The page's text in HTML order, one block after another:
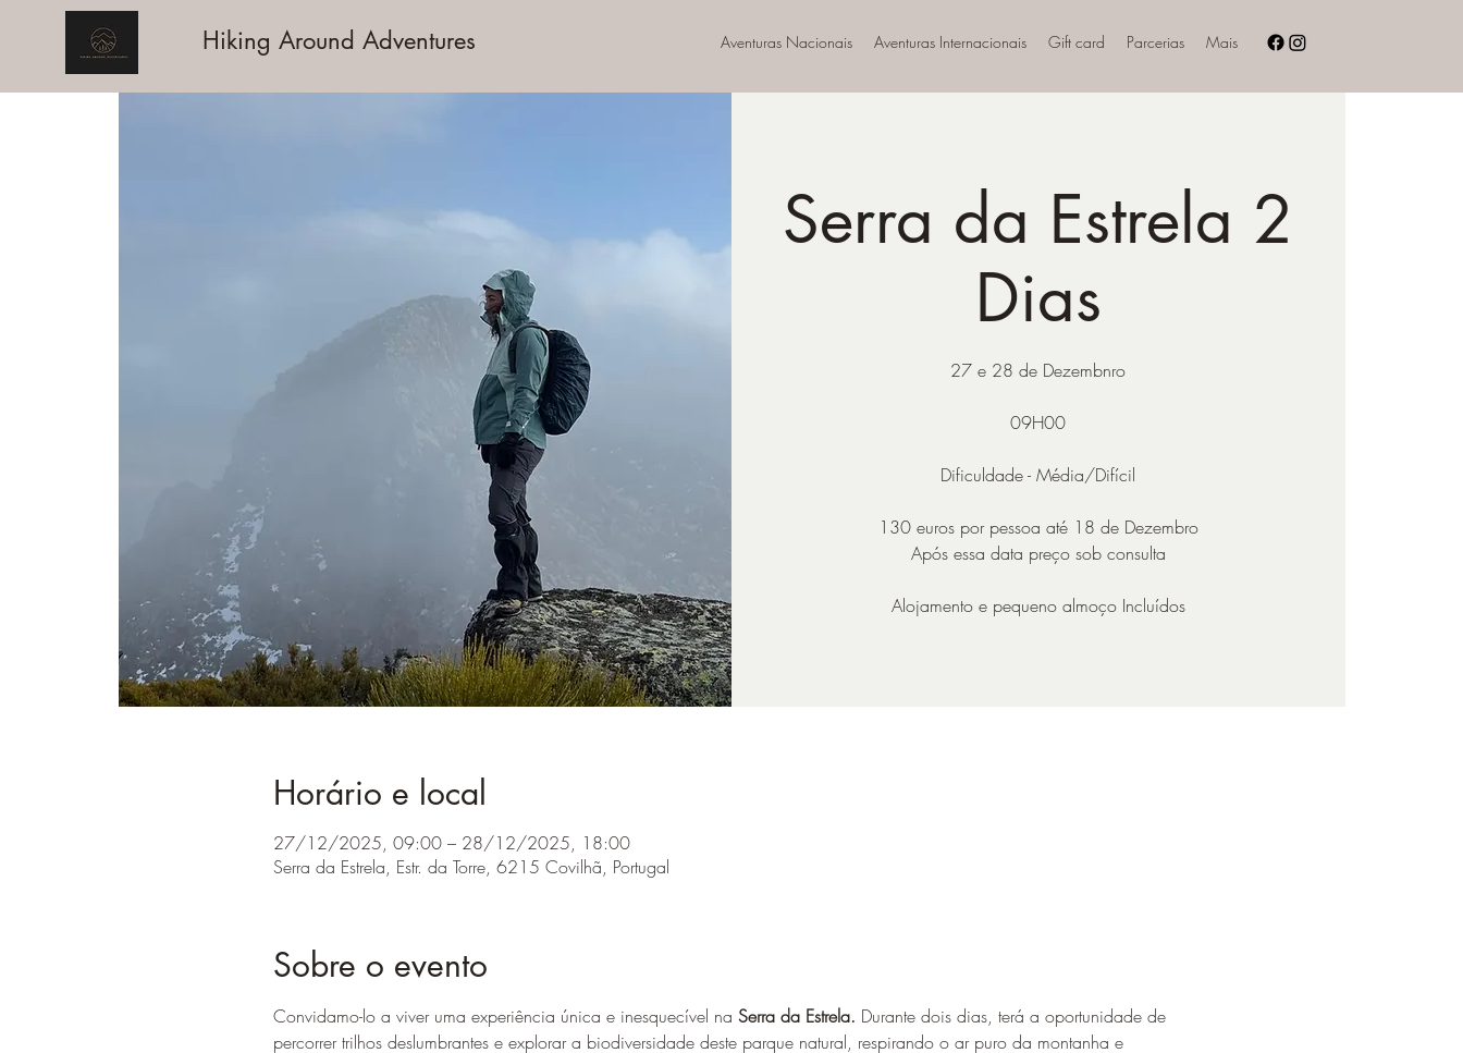
Hiking Around Adventures Aventuras Nacionais Aventuras Internacionais Gift card Parcerias Mais
Serra da Estrela 2
Dias
27 e 28 de Dezembnro
09H00
Dificuldade - Média/Difícil
130 euros por pessoa até 18 de Dezembro
Após essa data preço sob consulta
Alojamento e pequeno almoço Incluídos
Horário e local
27/12/2025, 09:00 – 28/12/2025, 18:00
Serra da Estrela, Estr. da Torre, 6215 Covilhã, Portugal
Sobre o evento
Convidamo-lo a viver uma experiência única e inesquecível na Serra da Estrela. Durante dois dias, terá a oportunidade de
percorrer trilhos deslumbrantes e explorar a biodiversidade deste parque natural, respirando o ar puro da montanha e